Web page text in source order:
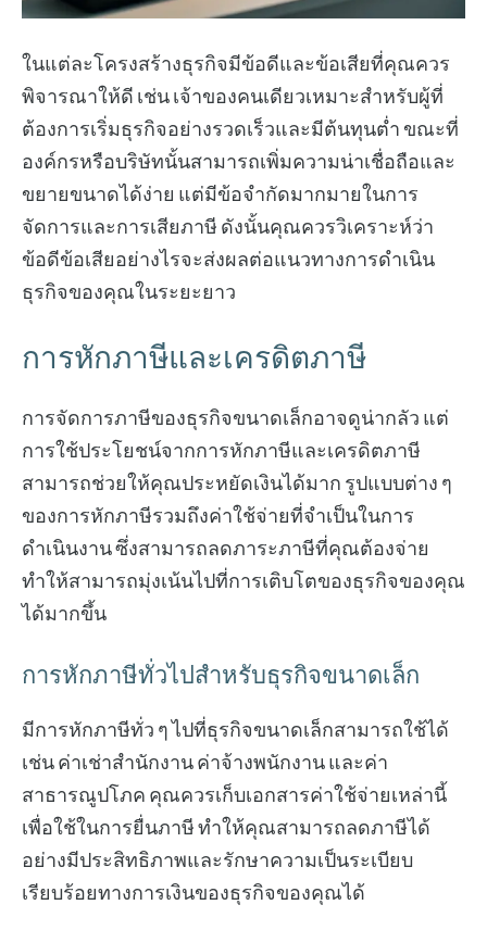
ในแต่ละโครงสร้างธุรกิจมีข้อดีและข้อเสียที่คุณควร
พิจารณาให้ดี เช่น เจ้าของคนเดียวเหมาะสำหรับผู้ที่
ต้องการเริ่มธุรกิจอย่างรวดเร็วและมีต้นทุนต่ำ ขณะที่
องค์กรหรือบริษัทนั้นสามารถเพิ่มความน่าเชื่อถือและ
ขยายขนาดได้ง่าย แต่มีข้อจำกัดมากมายในการ
จัดการและการเสียภาษี ดังนั้นคุณควรวิเคราะห์ว่า
ข้อดีข้อเสียอย่างไรจะส่งผลต่อแนวทางการดำเนิน
ธุรกิจของคุณในระยะยาว
การหักภาษีและเครดิตภาษี
การจัดการภาษีของธุรกิจขนาดเล็กอาจดูน่ากลัว แต่
การใช้ประโยชน์จากการหักภาษีและเครดิตภาษี
สามารถช่วยให้คุณประหยัดเงินได้มาก รูปแบบต่าง ๆ
ของการหักภาษีรวมถึงค่าใช้จ่ายที่จำเป็นในการ
ดำเนินงาน ซึ่งสามารถลดภาระภาษีที่คุณต้องจ่าย
ทำให้สามารถมุ่งเน้นไปที่การเติบโตของธุรกิจของคุณ
ได้มากขึ้น
การหักภาษีทั่วไปสำหรับธุรกิจขนาดเล็ก
มีการหักภาษีทั่ว ๆ ไปที่ธุรกิจขนาดเล็กสามารถใช้ได้
เช่น ค่าเช่าสำนักงาน ค่าจ้างพนักงาน และค่า
สาธารณูปโภค คุณควรเก็บเอกสารค่าใช้จ่ายเหล่านี้
เพื่อใช้ในการยื่นภาษี ทำให้คุณสามารถลดภาษีได้
อย่างมีประสิทธิภาพและรักษาความเป็นระเบียบ
เรียบร้อยทางการเงินของธุรกิจของคุณได้